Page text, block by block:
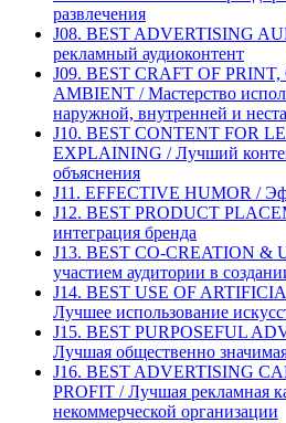
развлечения
J08. BEST ADVERTISING
рекламный аудиоконтент
J09. BEST CRAFT OF
AMBIENT / Мастерство
наружной, внутренней и
J10. BEST CONTENT FOR
EXPLAINING / Лучший
объяснения
J11. EFFECTIVE HUMOR /
J12. BEST PRODUCT
интеграция бренда
J13. BEST CO-CREATION &
участием аудитории в
J14. BEST USE OF
Лучшее использование
J15. BEST PURPOSEFUL
Лучшая общественно
J16. BEST ADVERTISING
PROFIT / Лучшая рекламная
некоммерческой организации